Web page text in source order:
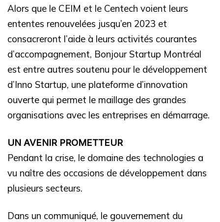
Alors que le CEIM et le Centech voient leurs
ententes renouvelées jusqu’en 2023 et
consacreront l’aide à leurs activités courantes
d’accompagnement, Bonjour Startup Montréal
est entre autres soutenu pour le développement
d’Inno Startup, une plateforme d’innovation
ouverte qui permet le maillage des grandes
organisations avec les entreprises en démarrage.
UN AVENIR PROMETTEUR
Pendant la crise, le domaine des technologies a
vu naître des occasions de développement dans
plusieurs secteurs.
Dans un communiqué, le gouvernement du